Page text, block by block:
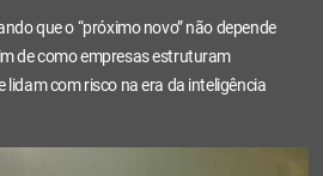
que o “próximo novo” não depende
de como empresas estruturam
lidam com risco na era da inteligência